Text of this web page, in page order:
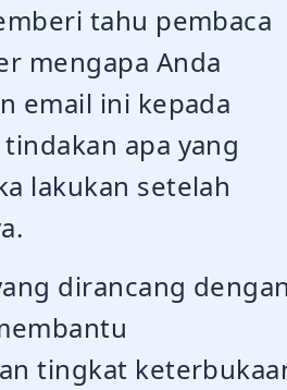
tahu pembaca
mengapa Anda
email ini kepada
apa yang
lakukan setelah
dirancang
tingkat